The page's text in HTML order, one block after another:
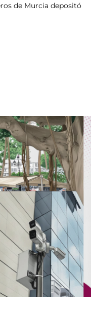
de Murcia depositó